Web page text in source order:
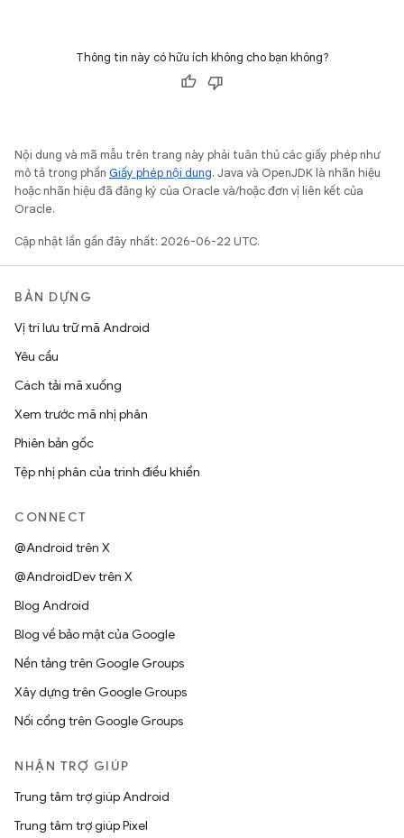
Thông tin này có hữu ích không cho bạn không?
Nội dung và mã mẫu trên trang này phải tuân thủ các giấy phép như
mô tả trong phần Giấy phép nội dung. Java và OpenJDK là nhãn hiệu
hoặc nhãn hiệu đã đăng ký của Oracle và/hoặc đơn vị liên kết của
Oracle.
Cập nhật lần gần đây nhất: 2026-06-22 UTC.
BẢN DỰNG
Vị trí lưu trữ mã Android
Yêu cầu
Cách tải mã xuống
Xem trước mã nhị phân
Phiên bản gốc
Tệp nhị phân của trình điều khiển
CONNECT
@Android trên X
@AndroidDev trên X
Blog Android
Blog về bảo mật của Google
Nền tảng trên Google Groups
Xây dựng trên Google Groups
Nối cổng trên Google Groups
NHẬN TRỢ GIÚP
Trung tâm trợ giúp Android
Trung tâm trợ giúp Pixel